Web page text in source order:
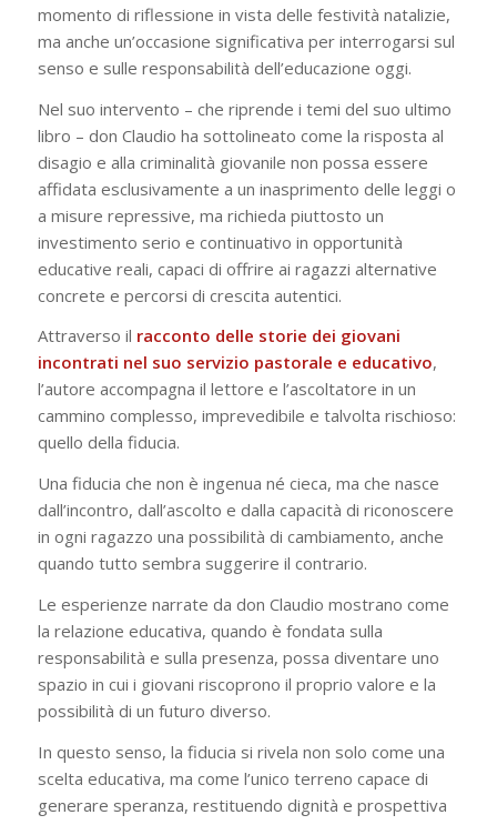
momento di riflessione in vista delle festività natalizie,
ma anche un’occasione significativa per interrogarsi sul
senso e sulle responsabilità dell’educazione oggi.
Nel suo intervento – che riprende i temi del suo ultimo
libro – don Claudio ha sottolineato come la risposta al
disagio e alla criminalità giovanile non possa essere
affidata esclusivamente a un inasprimento delle leggi o
a misure repressive, ma richieda piuttosto un
investimento serio e continuativo in opportunità
educative reali, capaci di offrire ai ragazzi alternative
concrete e percorsi di crescita autentici.
Attraverso il racconto delle storie dei giovani
incontrati nel suo servizio pastorale e educativo,
l’autore accompagna il lettore e l’ascoltatore in un
cammino complesso, imprevedibile e talvolta rischioso:
quello della fiducia.
Una fiducia che non è ingenua né cieca, ma che nasce
dall’incontro, dall’ascolto e dalla capacità di riconoscere
in ogni ragazzo una possibilità di cambiamento, anche
quando tutto sembra suggerire il contrario.
Le esperienze narrate da don Claudio mostrano come
la relazione educativa, quando è fondata sulla
responsabilità e sulla presenza, possa diventare uno
spazio in cui i giovani riscoprono il proprio valore e la
possibilità di un futuro diverso.
In questo senso, la fiducia si rivela non solo come una
scelta educativa, ma come l’unico terreno capace di
generare speranza, restituendo dignità e prospettiva